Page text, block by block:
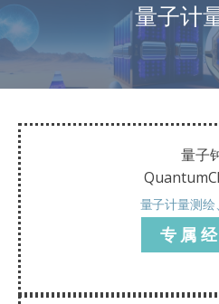
量子计
量子
量子计量测
专属